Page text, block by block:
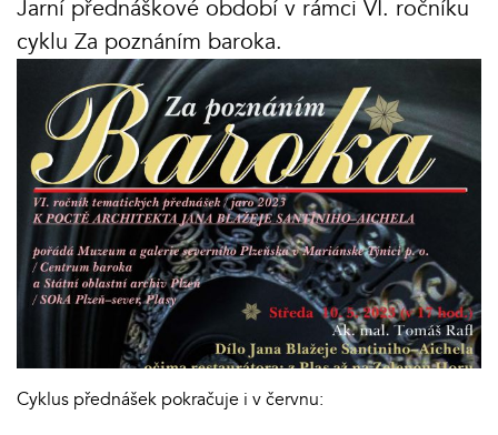
Jarní přednáškové období v rámci VI. ročníku
cyklu Za poznáním baroka.
Cyklus přednášek pokračuje i v červnu: